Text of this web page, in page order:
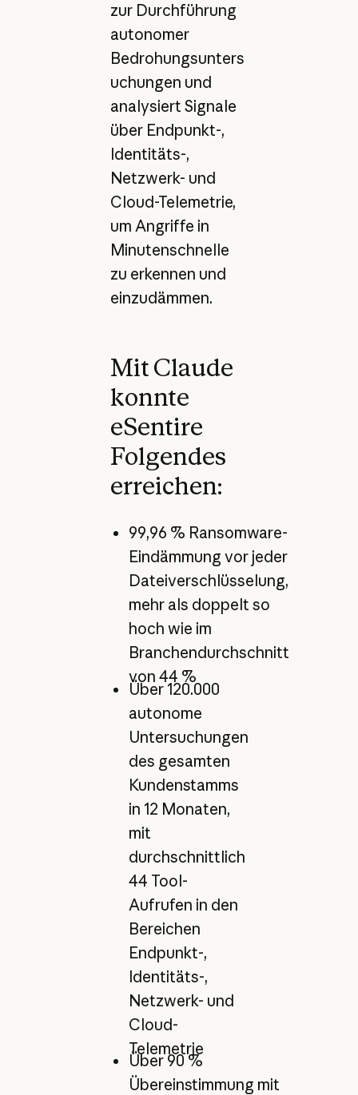
zur Durchführung
autonomer
Bedrohungsunters
uchungen und
analysiert Signale
über Endpunkt-,
Identitäts-,
Netzwerk- und
Cloud-Telemetrie,
um Angriffe in
Minutenschnelle
zu erkennen und
einzudämmen.
Mit Claude
konnte
eSentire
Folgendes
erreichen:
99,96 % Ransomware-
Eindämmung vor jeder
Dateiverschlüsselung,
mehr als doppelt so
hoch wie im
Branchendurchschnitt
von 44 %
Über 120.000
autonome
Untersuchungen
des gesamten
Kundenstamms
in 12 Monaten,
mit
durchschnittlich
44 Tool-
Aufrufen in den
Bereichen
Endpunkt-,
Identitäts-,
Netzwerk- und
Cloud-
Telemetrie
Über 90 %
Übereinstimmung mit